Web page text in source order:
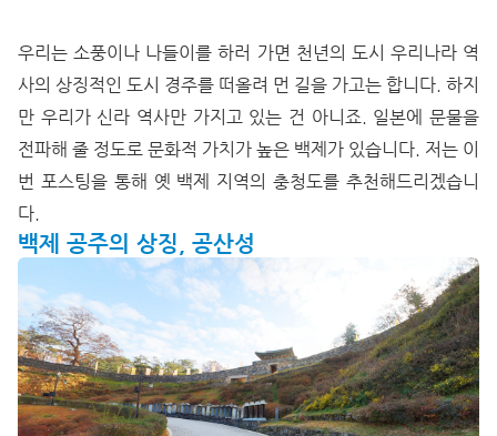
우리는 소풍이나 나들이를 하러 가면 천년의 도시 우리나라 역
사의 상징적인 도시 경주를 떠올려 먼 길을 가고는 합니다. 하지
만 우리가 신라 역사만 가지고 있는 건 아니죠. 일본에 문물을
전파해 줄 정도로 문화적 가치가 높은 백제가 있습니다. 저는 이
번 포스팅을 통해 옛 백제 지역의 충청도를 추천해드리겠습니
다.
백제 공주의 상징, 공산성